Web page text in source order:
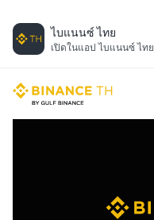
ไบแนนซ์ ไทย
เปิดในแอป ไบแนนซ์ ไทย